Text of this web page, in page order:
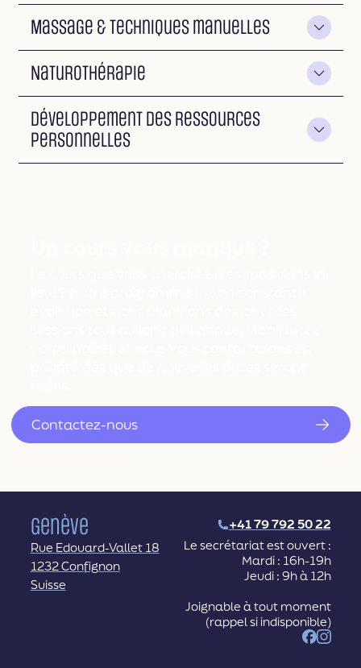
Massage & Techniques manuelles
Naturothérapie
Développement des ressources
personnelles
Contactez-nous
Genève
+41 79 792 50 22
Rue Edouard-Vallet 18
1232 Confignon
Suisse
Le secrétariat est ouvert :
Mardi : 16h-19h
Jeudi : 9h à 12h
Joignable à tout moment
(rappel si indisponible)
Facebook